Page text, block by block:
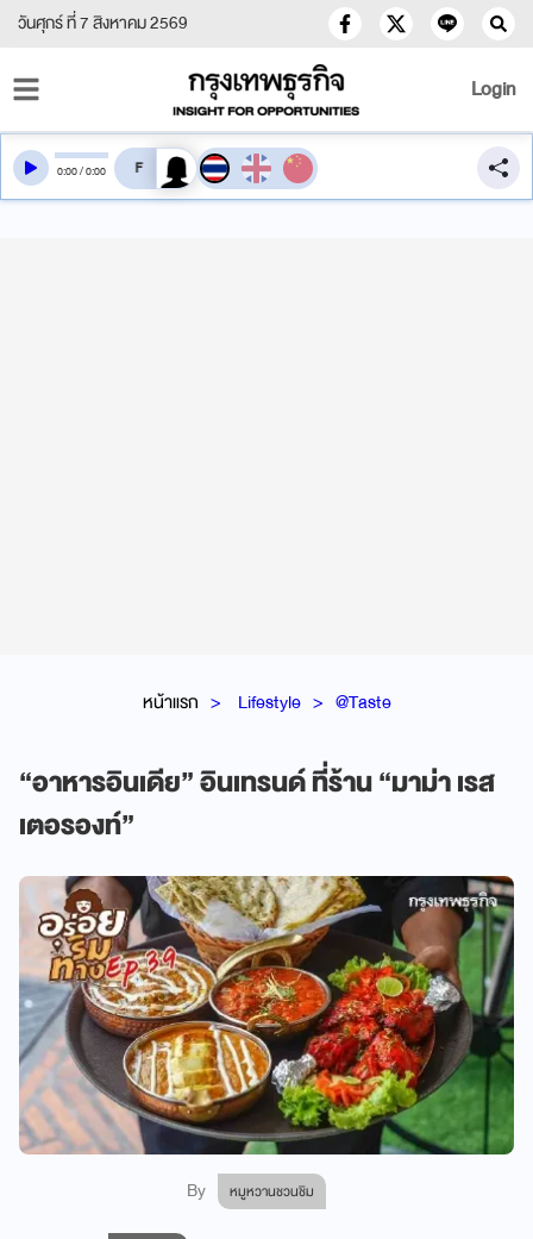
วันศุกร์ ที่ 7 สิงหาคม 2569
Login
หน้าแรก Lifestyle @Taste
“อาหารอินเดีย” อินเทรนด์ ที่ร้าน “มาม่า เรส
เตอรองท์”
By หมูหวานชวนชิม
0:00/0:00 สลับเสียงอ่าน